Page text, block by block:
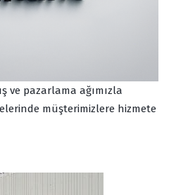
ve pazarlama ağımızla
müşterimizlere hizmete